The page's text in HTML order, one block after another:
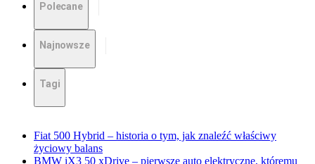
Polecane
Najnowsze
Tagi
Fiat 500 Hybrid – historia o tym, jak znaleźć właściwy
życiowy balans
BMW iX3 50 xDrive – pierwsze auto elektryczne, któremu